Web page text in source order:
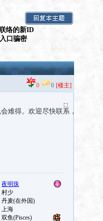
络的新ID
口骗密
0 0 [楼主]
难得。欢迎尽快联系，